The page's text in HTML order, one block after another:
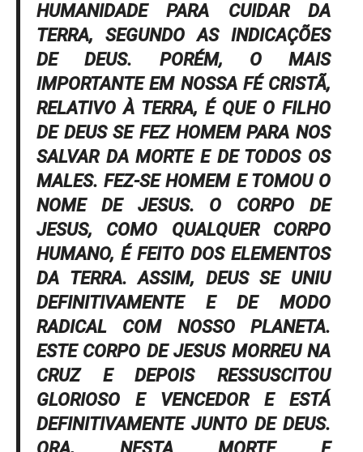
HUMANIDADE PARA CUIDAR DA
TERRA, SEGUNDO AS INDICAÇÕES
DE DEUS. PORÉM, O MAIS
IMPORTANTE EM NOSSA FÉ CRISTÃ,
RELATIVO À TERRA, É QUE O FILHO
DE DEUS SE FEZ HOMEM PARA NOS
SALVAR DA MORTE E DE TODOS OS
MALES. FEZ-SE HOMEM E TOMOU O
NOME DE JESUS. O CORPO DE
JESUS, COMO QUALQUER CORPO
HUMANO, É FEITO DOS ELEMENTOS
DA TERRA. ASSIM, DEUS SE UNIU
DEFINITIVAMENTE E DE MODO
RADICAL COM NOSSO PLANETA.
ESTE CORPO DE JESUS MORREU NA
CRUZ E DEPOIS RESSUSCITOU
GLORIOSO E VENCEDOR E ESTÁ
DEFINITIVAMENTE JUNTO DE DEUS.